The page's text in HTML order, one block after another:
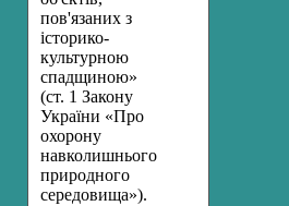
пов'язаних з
історико-
культурною
спадщиною»
(ст. 1 Закону
України «Про
охорону
навколишнього
природного
середовища»).